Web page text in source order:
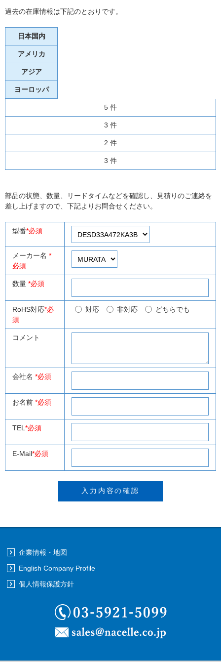
過去の在庫情報は下記のとおりです。
日本国内
アメリカ
アジア
ヨーロッパ
5 件
3 件
2 件
3 件
部品の状態、数量、リードタイムなどを確認し、見積りのご連絡を
差し上げますので、下記よりお問合せください。
型番*必須
メーカー名 *
必須
数量 *必須
RoHS対応*必
須
対応 非対応 どちらでも
コメント
会社名 *必須
お名前 *必須
TEL *必須
E-Mail*必須
企業情報・地図
English Company Profile
個人情報保護方針